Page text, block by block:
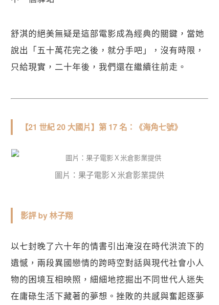
舒淇的絕美無疑是這部電影成為經典的關鍵，當她
說出「五十萬花完之後，就分手吧」，沒有時限，
只給現實，二十年後，我們還在繼續往前走。
【21 世紀 20 大國片】第 17 名：《海角七號》
圖片：果子電影Ｘ米倉影業提供
影評 by 林子翔
以七封晚了六十年的情書引出淹沒在時代洪流下的
遺憾，兩段異國戀情的跨時空對話與現代社會小人
物的困境互相映照，細細地挖掘出不同世代人迷失
在庸碌生活下藏著的夢想。挫敗的共感與奮起逐夢
關閉